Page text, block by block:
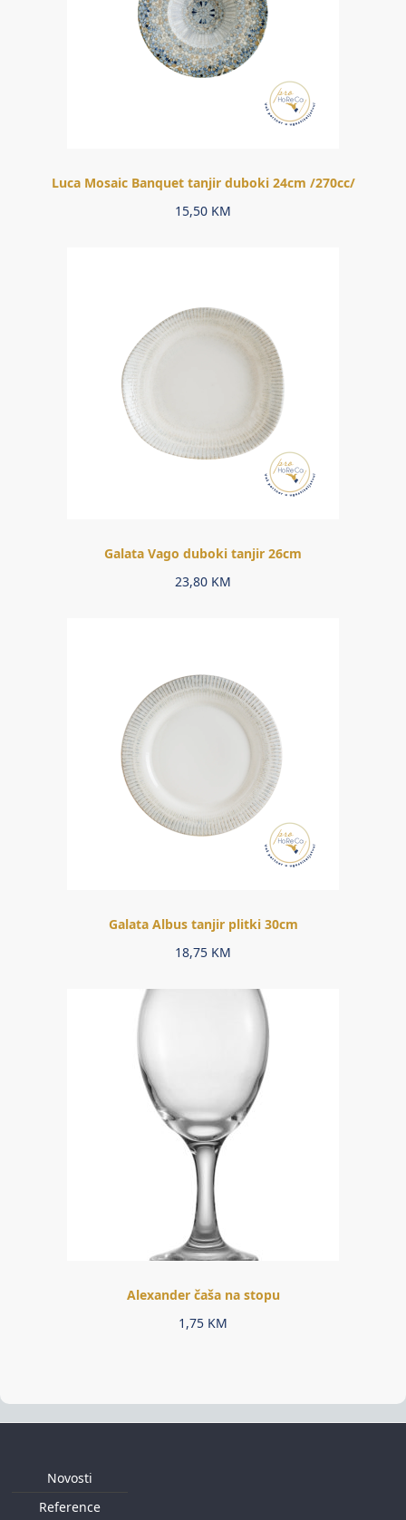
Luca Mosaic Banquet tanjir duboki 24cm /270cc/
15,50 KM
Galata Vago duboki tanjir 26cm
23,80 KM
Galata Albus tanjir plitki 30cm
18,75 KM
Alexander čaša na stopu
1,75 KM
Novosti
Reference